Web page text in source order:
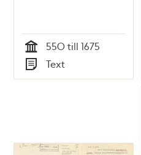
Tid
550 till 1675
Typ
Text